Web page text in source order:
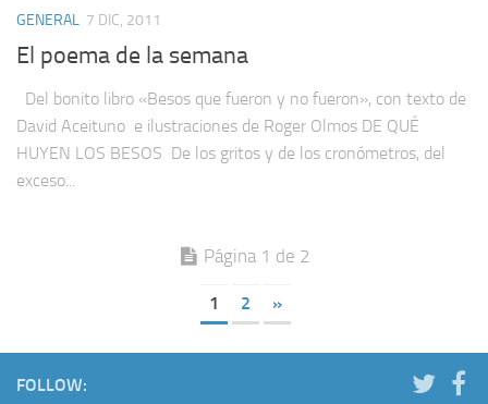
GENERAL 7 DIC, 2011
El poema de la semana
Del bonito libro «Besos que fueron y no fueron», con texto de
David Aceituno e ilustraciones de Roger Olmos DE QUÉ
HUYEN LOS BESOS De los gritos y de los cronómetros, del
exceso...
Página 1 de 2
1 2 »
FOLLOW: